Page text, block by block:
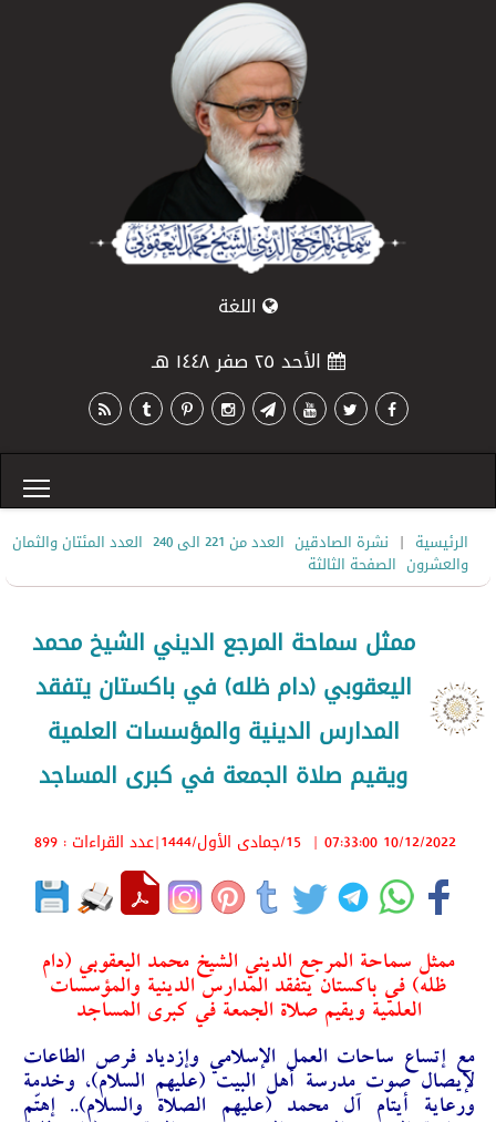
اللغة
الأحد ٢٥ صفر ١٤٤٨ هـ
الرئيسية | نشرة الصادقين العدد من 221 الى 240
العدد المئتان والثمان
والعشرون الصفحة الثالثة
ممثل سماحة المرجع الديني الشيخ محمد
اليعقوبي (دام ظله) في باكستان يتفقد
المدارس الدينية والمؤسسات العلمية
ويقيم صلاة الجمعة في كبرى المساجد
10/12/2022 07:33:00
| 15/جمادى الأول/1444 |عدد القراءات : 899
ممثل سماحة المرجع الديني الشيخ محمد اليعقوبي (دام
ظله) في باكستان يتفقد المدارس الدينية والمؤسسات
العلمية ويقيم صلاة الجمعة في كبرى المساجد
مع إتساع ساحات العمل الإسلامي وإزدياد فرص الطاعات
لإيصال صوت مدرسة أهل البيت (عليهم السلام)، وخدمة
ورعاية أيتام آل محمد (عليهم الصلاة والسلام).. إهتّم